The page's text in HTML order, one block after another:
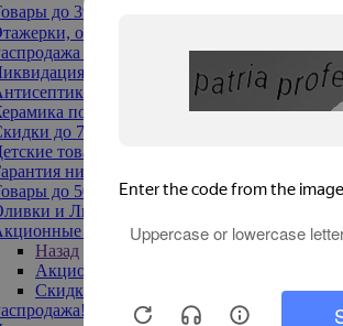
до 399₽
обувницы
текстиля до -50%
до -70%
по 129 руб
до 70%
товары
низкой цены
до 500 руб
и Лимоны
товары
Назад
Акционные товары
Скидка 20% по промокоду
Ульяновск до -70%